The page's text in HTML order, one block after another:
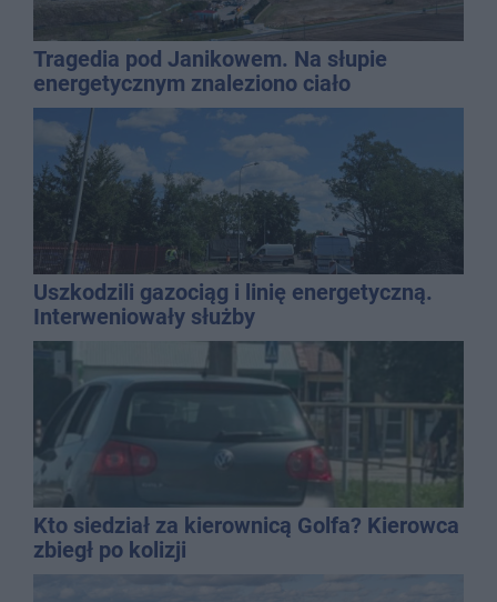
Tragedia pod Janikowem. Na słupie
energetycznym znaleziono ciało
mężczyzny
Uszkodzili gazociąg i linię energetyczną.
Interweniowały służby
Kto siedział za kierownicą Golfa? Kierowca
zbiegł po kolizji